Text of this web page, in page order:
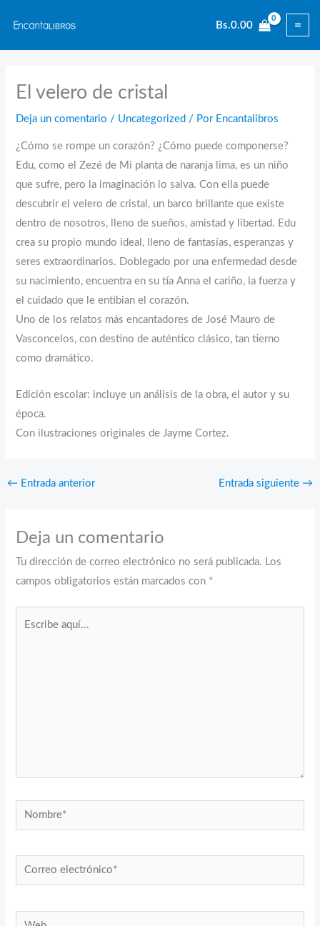
contenido
Bs.0.00
El velero de cristal
Deja un comentario / Uncategorized / Por Encantalibros
¿Cómo se rompe un corazón? ¿Cómo puede componerse?
Edu, como el Zezé de Mi planta de naranja lima, es un niño
que sufre, pero la imaginación lo salva. Con ella puede
descubrir el velero de cristal, un barco brillante que existe
dentro de nosotros, lleno de sueños, amistad y libertad. Edu
crea su propio mundo ideal, lleno de fantasías, esperanzas y
seres extraordinarios. Doblegado por una enfermedad desde
su nacimiento, encuentra en su tía Anna el cariño, la fuerza y
el cuidado que le entibian el corazón.
Uno de los relatos más encantadores de José Mauro de
Vasconcelos, con destino de auténtico clásico, tan tierno
como dramático.
Edición escolar: incluye un análisis de la obra, el autor y su
época.
Con ilustraciones originales de Jayme Cortez.
← Entrada anterior Entrada siguiente →
Deja un comentario
Tu dirección de correo electrónico no será publicada. Los
campos obligatorios están marcados con *
Nombre*
Correo
electrónico*
Web